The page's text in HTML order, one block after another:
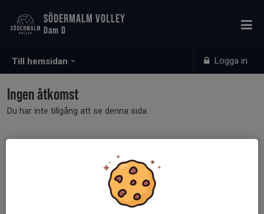
Till hemsidan Logga in
SÖDERMALM VOLLEY
Dam D
Ingen åtkomst
Du har inte tillgång att se denna sida.